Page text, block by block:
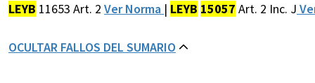
LEYB 11653 Art. 2 Ver Norma | LEYB 15057 Art. 2 Inc. J
OCULTAR FALLOS DEL SUMARIO